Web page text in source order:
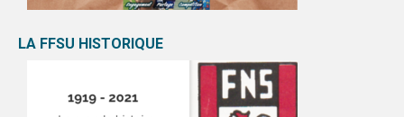
LA FFSU HISTORIQUE